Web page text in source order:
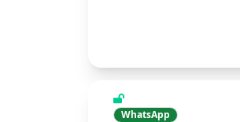
WhatsApp